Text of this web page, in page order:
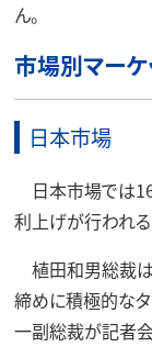
ん。
市場別マーケ
日本市場
日本市場では
利上げが行われる
植田和男総裁
締めに積極的な
一副総裁が記者